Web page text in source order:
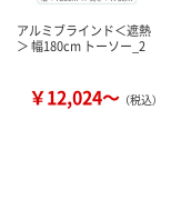
アルミブラインド＜遮熱
＞ 幅180cm トーソー_2
￥12,024～ （税込）